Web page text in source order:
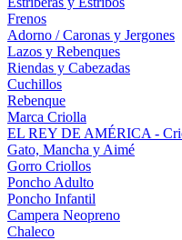
Frenos
Adorno / Caronas y Jergones
Lazos y Rebenques
Riendas y Cabezadas
Cuchillos
Rebenque
Marca Criolla
EL REY DE AMÉRICA -
Gato, Mancha y Aimé
Gorro Criollos
Poncho Adulto
Poncho Infantil
Campera Neopreno
Chaleco